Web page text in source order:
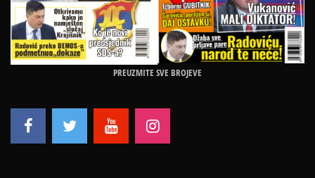
PREUZMITE SVE BROJEVE